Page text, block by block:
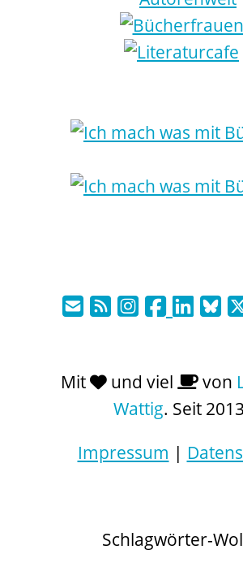
Mit und viel von
Wattig. Seit
Impressum |
Schlagwörter-